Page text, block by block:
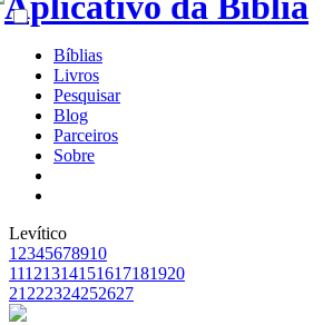
Bíblias
Livros
Pesquisar
Blog
Parceiros
Sobre
Levítico
1 2345678910
11121314151617181920
21 222324252627